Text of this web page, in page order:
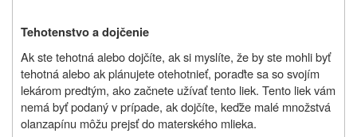
Tehotenstvo a dojčenie
Ak ste tehotná alebo dojčíte, ak si myslíte, že by ste mohli byť
tehotná alebo ak plánujete otehotnieť, poraďte sa so svojím
lekárom predtým, ako začnete užívať tento liek. Tento liek vám
nemá byť podaný v prípade, ak dojčíte, keďže malé množstvá
olanzapínu môžu prejsť do materského mlieka.